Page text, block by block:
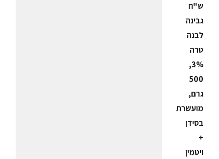
ש"ח
גבינה
לבנה
טרה
3%,
500
גרם,
מועשרת
בסידן
+
ויטמין